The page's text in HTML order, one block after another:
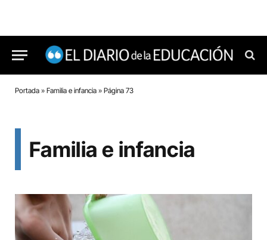
Portada » Familia e infancia » Página 73
Familia e infancia